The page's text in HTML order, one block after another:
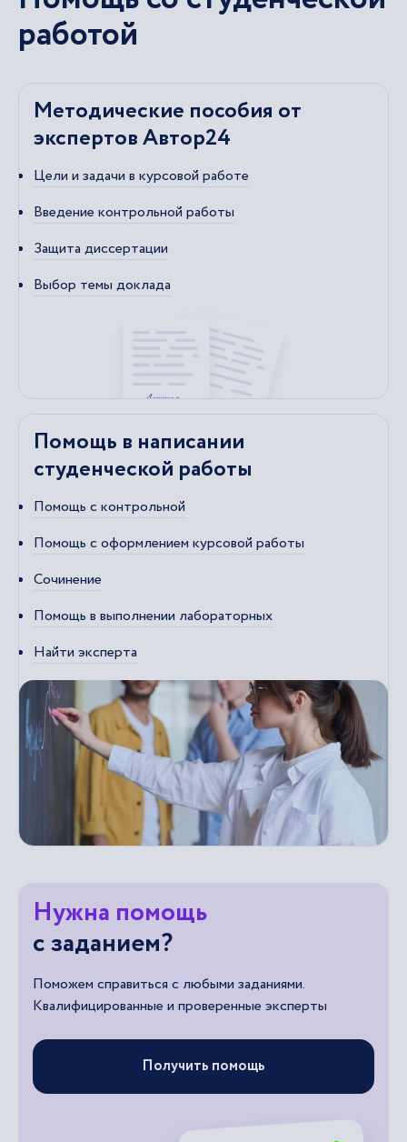
работой
Методические пособия от
экспертов Автор24
Цели и задачи в курсовой работе
Введение контрольной работы
Защита диссертации
Выбор темы доклада
Помощь в написании
студенческой работы
Помощь с контрольной
Помощь с оформлением курсовой работы
Сочинение
Помощь в выполнении лабораторных
Найти эксперта
Нужна помощь
с заданием?
Поможем справиться с любыми заданиями.
Квалифицированные и проверенные эксперты
Получить помощь